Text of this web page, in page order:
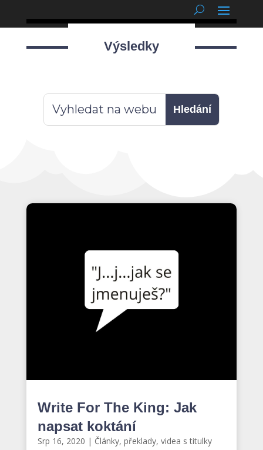
Výsledky
Write For The King: Jak
napsat koktání
Srp 16, 2020 | Články, překlady, videa s titulky